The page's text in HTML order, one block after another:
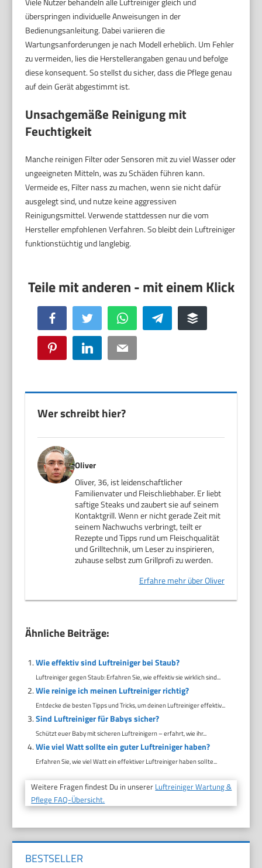
überspringen individuelle Anweisungen in der
Bedienungsanleitung. Dabei variieren die
Wartungsanforderungen je nach Modell erheblich. Um Fehler
zu vermeiden, lies die Herstellerangaben genau und befolge
diese konsequent. So stellst du sicher, dass die Pflege genau
auf dein Gerät abgestimmt ist.
Unsachgemäße Reinigung mit
Feuchtigkeit
Manche reinigen Filter oder Sensoren mit zu viel Wasser oder
ungeeigneten Mitteln, was zu Schäden führen kann.
Vermeide es, Filter nass zu machen, wenn sie nicht dafür
ausgelegt sind, und nutze keine aggressiven
Reinigungsmittel. Verwende stattdessen nur die vom
Hersteller empfohlenen Verfahren. So bleibt dein Luftreiniger
funktionstüchtig und langlebig.
Facebook Twitter WhatsApp Telegram Buffer
Pinterest LinkedIn Email
Wer schreibt hier?
Oliver
Oliver, 36, ist leidenschaftlicher
Familienvater und Fleischliebhaber. Er liebt
saftige Steaks und zaubert sie auf seinem
Kontaktgrill. Wenn er nicht gerade Zeit mit
seinem Nachwuchs verbringt, teilt er
Rezepte und Tipps rund um Fleischqualität
und Grilltechnik, um Leser zu inspirieren,
zuhause selbst zum Grillprofi zu werden.
Erfahre mehr über Oliver
Ähnliche Beiträge:
Wie effektiv sind Luftreiniger bei Staub?
Luftreiniger gegen Staub: Erfahren Sie, wie effektiv sie wirklich sind...
Wie reinige ich meinen Luftreiniger richtig?
Entdecke die besten Tipps und Tricks, um deinen Luftreiniger effektiv...
Sind Luftreiniger für Babys sicher?
Schützt euer Baby mit sicheren Luftreinigern – erfahrt, wie ihr...
Wie viel Watt sollte ein guter Luftreiniger haben?
Erfahren Sie, wie viel Watt ein effektiver Luftreiniger haben sollte...
Weitere Fragen findest Du in unserer Luftreiniger Wartung &
Pflege FAQ-Übersicht.
BESTSELLER